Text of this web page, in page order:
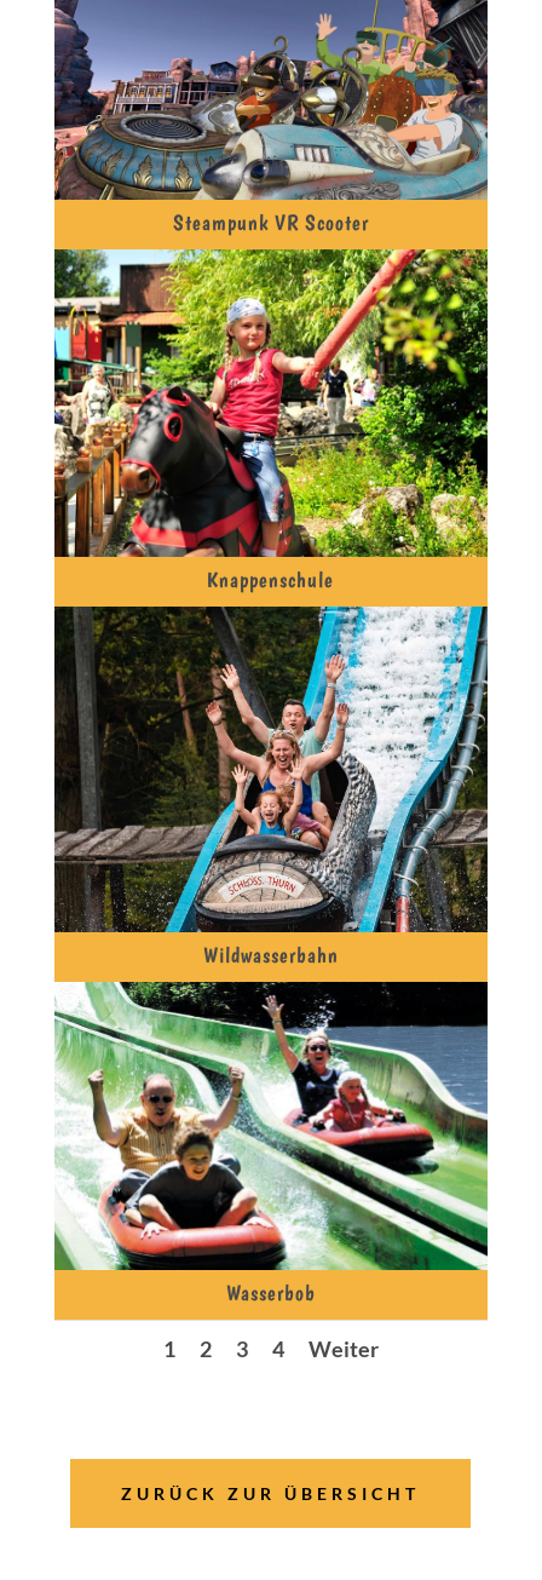
Steampunk VR Scooter
Knappenschule
Wildwasserbahn
Wasserbob
1 2 3 4 Weiter
ZURÜCK ZUR ÜBERSICHT